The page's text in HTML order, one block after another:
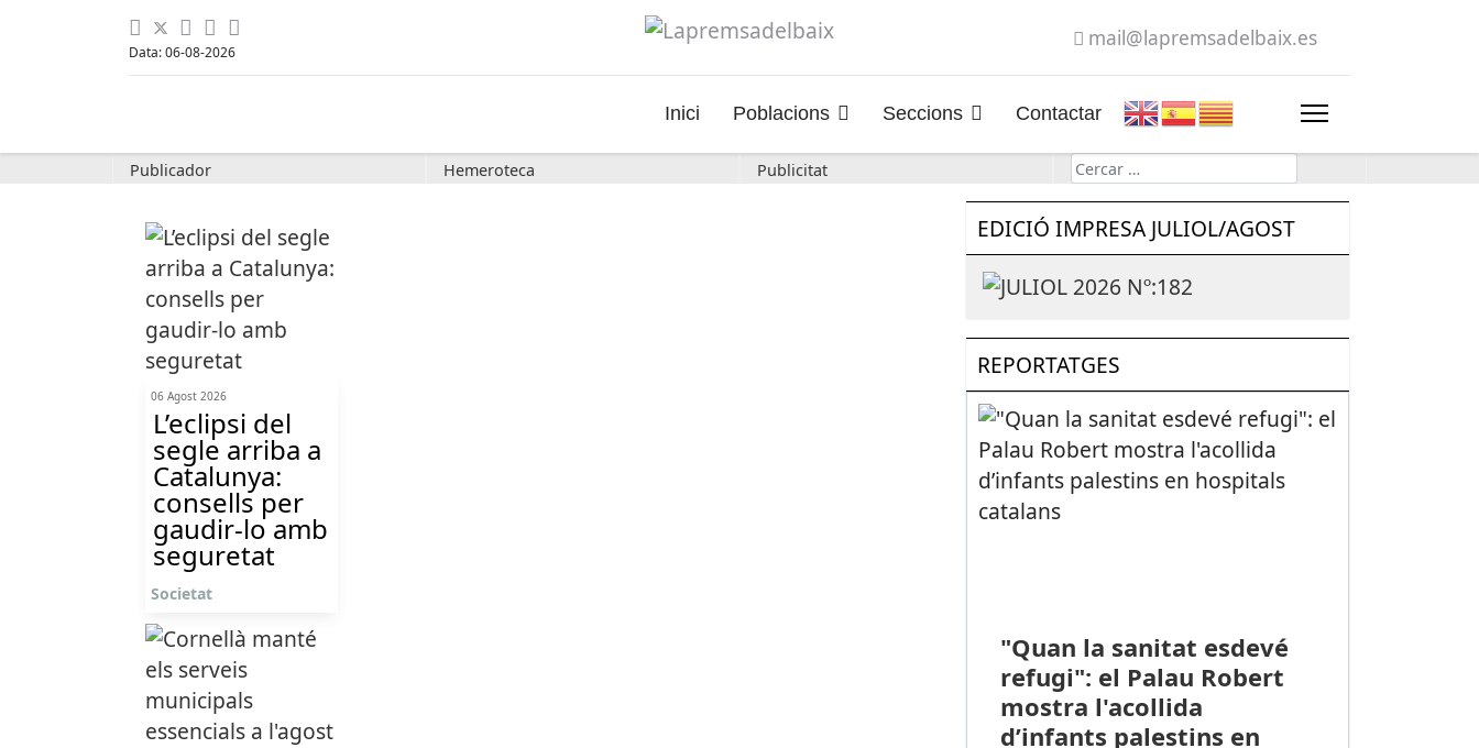
Data: 06-08-2026
mail@lapremsadelbaix.es
Inici Poblacions Seccions Contactar
Publicador Hemeroteca Publicitat Cerca
06 Agost 2026
L’eclipsi del
segle arriba a
Catalunya:
consells per
gaudir-lo amb
seguretat
Societat
EDICIÓ IMPRESA JULIOL/AGOST
REPORTATGES
"Quan la sanitat esdevé
refugi": el Palau Robert
mostra l'acollida
d’infants palestins en